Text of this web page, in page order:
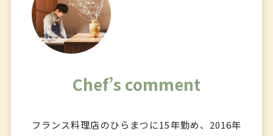
Chef’s comment
フランス料理店のひらまつに15年勤め、2016年